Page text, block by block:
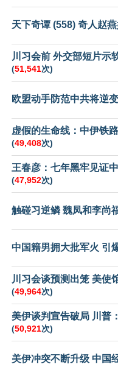
天下奇谭 (558) 奇人赵
川习会前 外交部短片示
(51,541次)
欧盟动手防范中共将逆
虚假的生命线：中伊铁
(49,408次)
王春彦：七年黑牢见证
(47,952次)
触碰习逆鳞 魏凤和李尚
中国籍男拥大批军火 引
川习会谈预测出笼 美使
(49,964次)
美伊谈判宣告破局 川普
(50,921次)
美伊冲突不断升级 中国